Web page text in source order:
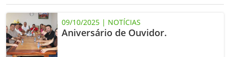
09/10/2025 | NOTÍCIAS
Aniversário de Ouvidor.